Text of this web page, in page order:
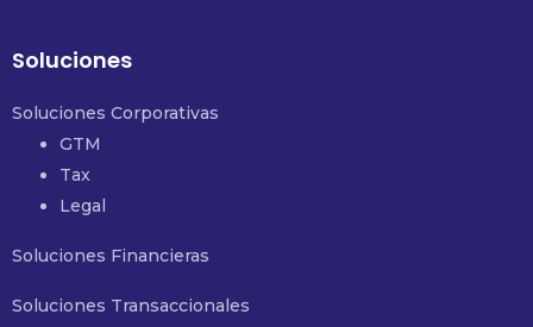
Soluciones
Soluciones Corporativas
GTM
Tax
Legal
Soluciones Financieras
Soluciones Transaccionales